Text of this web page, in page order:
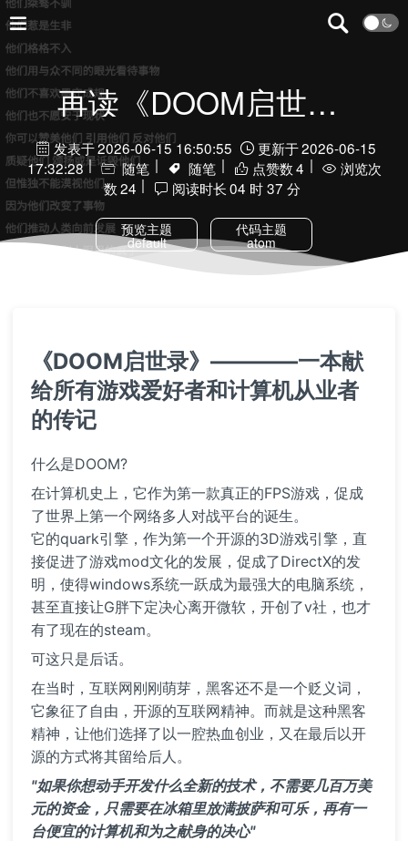
再读《DOOM启世录》有感
发表于2026-06-15 16:50:55 更新于2026-06-15
17:32:28
随笔 随笔 点赞数4
浏览次
数24 阅读时长04 时 37 分
预览主题
default
代码主题
atom
《DOOM启世录》————一本献
给所有游戏爱好者和计算机从业者
的传记
什么是DOOM?
在计算机史上，它作为第一款真正的FPS游戏，促成
了世界上第一个网络多人对战平台的诞生。
它的quark引擎，作为第一个开源的3D游戏引擎，直
接促进了游戏mod文化的发展，促成了DirectX的发
明，使得windows系统一跃成为最强大的电脑系统，
甚至直接让G胖下定决心离开微软，开创了v社，也才
有了现在的steam。
可这只是后话。
在当时，互联网刚刚萌芽，黑客还不是一个贬义词，
它象征了自由，开源的互联网精神。而就是这种黑客
精神，让他们选择了以一腔热血创业，又在最后以开
源的方式将其留给后人。
"如果你想动手开发什么全新的技术，不需要几百万美
元的资金，只需要在冰箱里放满披萨和可乐，再有一
台便宜的计算机和为之献身的决心"